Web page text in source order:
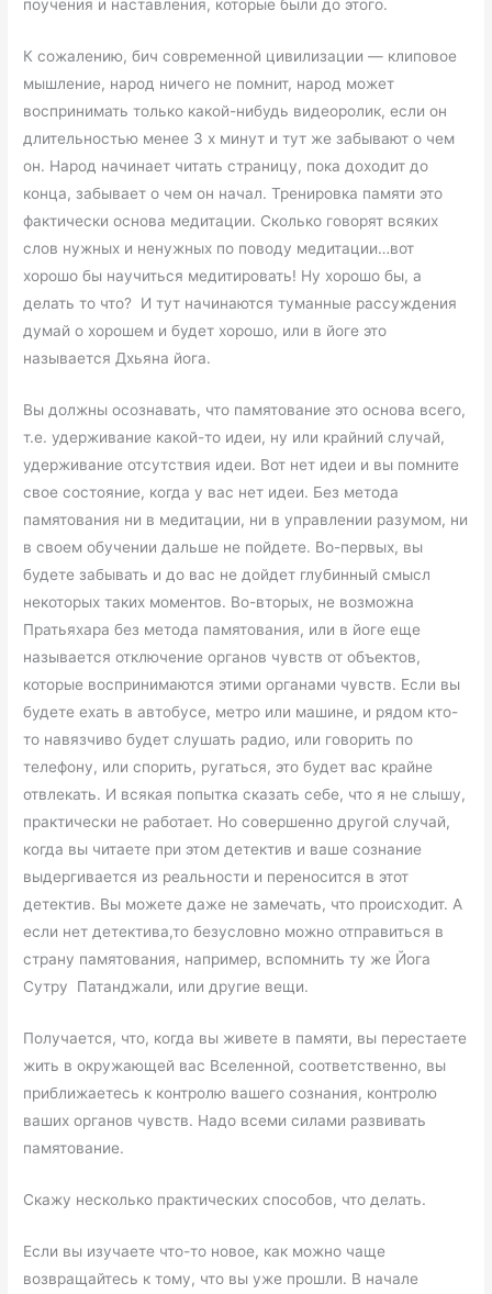
поучения и наставления, которые были до этого.
К сожалению, бич современной цивилизации — клиповое
мышление, народ ничего не помнит, народ может
воспринимать только какой-нибудь видеоролик, если он
длительностью менее 3 х минут и тут же забывают о чем
он. Народ начинает читать страницу, пока доходит до
конца, забывает о чем он начал. Тренировка памяти это
фактически основа медитации. Сколько говорят всяких
слов нужных и ненужных по поводу медитации…вот
хорошо бы научиться медитировать! Ну хорошо бы, а
делать то что? И тут начинаются туманные рассуждения
думай о хорошем и будет хорошо, или в йоге это
называется Дхьяна йога.
Вы должны осознавать, что памятование это основа всего,
т.е. удерживание какой-то идеи, ну или крайний случай,
удерживание отсутствия идеи. Вот нет идеи и вы помните
свое состояние, когда у вас нет идеи. Без метода
памятования ни в медитации, ни в управлении разумом, ни
в своем обучении дальше не пойдете. Во-первых, вы
будете забывать и до вас не дойдет глубинный смысл
некоторых таких моментов. Во-вторых, не возможна
Пратьяхара без метода памятования, или в йоге еще
называется отключение органов чувств от объектов,
которые воспринимаются этими органами чувств. Если вы
будете ехать в автобусе, метро или машине, и рядом кто-
то навязчиво будет слушать радио, или говорить по
телефону, или спорить, ругаться, это будет вас крайне
отвлекать. И всякая попытка сказать себе, что я не слышу,
практически не работает. Но совершенно другой случай,
когда вы читаете при этом детектив и ваше сознание
выдергивается из реальности и переносится в этот
детектив. Вы можете даже не замечать, что происходит. А
если нет детектива,то безусловно можно отправиться в
страну памятования, например, вспомнить ту же Йога
Сутру Патанджали, или другие вещи.
Получается, что, когда вы живете в памяти, вы перестаете
жить в окружающей вас Вселенной, соответственно, вы
приближаетесь к контролю вашего сознания, контролю
ваших органов чувств. Надо всеми силами развивать
памятование.
Скажу несколько практических способов, что делать.
Если вы изучаете что-то новое, как можно чаще
возвращайтесь к тому, что вы уже прошли. В начале